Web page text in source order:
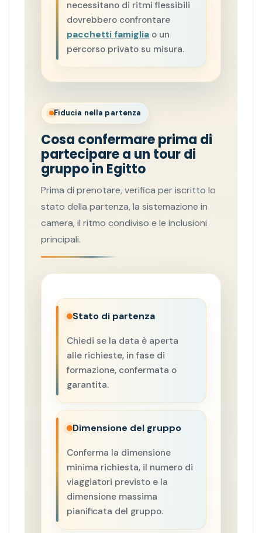
necessitano di ritmi flessibili
dovrebbero confrontare
pacchetti famigliao un
percorso privato su misura.
Fiducia nella partenza
Cosa confermare prima di
partecipare a un tour di
gruppo in Egitto
Prima di prenotare, verifica per iscritto lo
stato della partenza, la sistemazione in
camera, il ritmo condiviso e le inclusioni
principali.
Stato di partenza
Chiedi se la data è aperta
alle richieste, in fase di
formazione, confermata o
garantita.
Dimensione del gruppo
Conferma la dimensione
minima richiesta, il numero di
viaggiatori previsto e la
dimensione massima
pianificata del gruppo.